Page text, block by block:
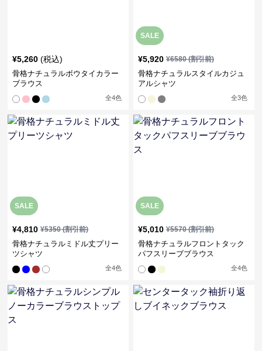
¥5,260 (税込)
骨格ナチュラルボウタイカラー
ブラウス
全4色
SALE
¥5,920 ¥6580(割引前)
骨格ナチュラルスタイルカジュ
アルシャツ
全3色
SALE
¥4,810 ¥5350(割引前)
骨格ナチュラルミドル丈プリー
ツシャツ
全4色
SALE
¥5,010 ¥5570(割引前)
骨格ナチュラルフロントタック
パフスリーブブラウス
全4色